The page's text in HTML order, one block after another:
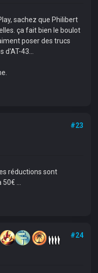
sachez que Philibert
ça fait bien le boulot
poser des trucs
43...
#23
réductions sont
...
#24